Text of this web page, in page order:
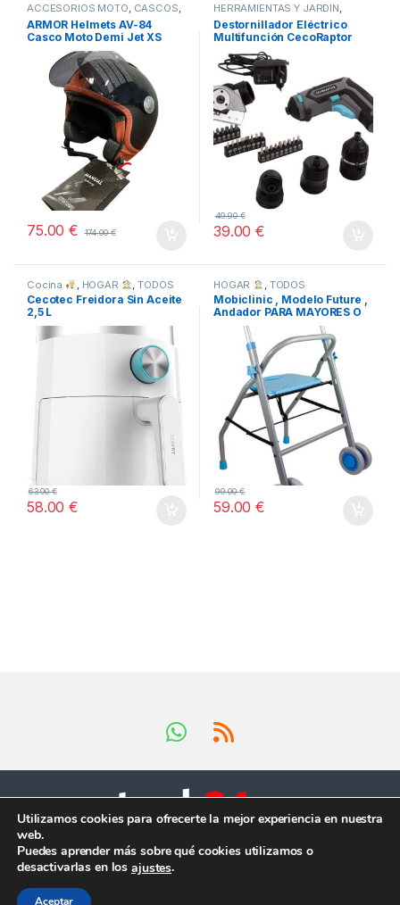
ACCESORIOS MOTO, CASCOS,
COCHE Y MOTO , TODOS
ARMOR Helmets AV-84
Casco Moto Demi Jet XS
75.00€ 174.00€
HERRAMIENTAS Y JARDÍN,
STORE CECOTEC -
DISTRIBUIDOR OFICIAL
,
TODOS
Destornillador Eléctrico
Multifunción CecoRaptor
Perfect MultiWork 360 Ultra
39.00€
49.90€
Cocina HOGAR ,TODOS
Cecotec Freidora Sin Aceite
2,5 L
58.00€
63.00€
HOGAR TODOS
Mobiclinic , Modelo Future ,
Andador PARA MAYORES O
MINUSVALIDOS
59.00€
99.00€
Tienes preguntas ?
¡Llámanos en horario
Utilizamos cookies para ofrecerte la mejor experiencia en nuestra
web.
Puedes aprender más sobre qué cookies utilizamos o
desactivarlas en losajustes.
Aceptar